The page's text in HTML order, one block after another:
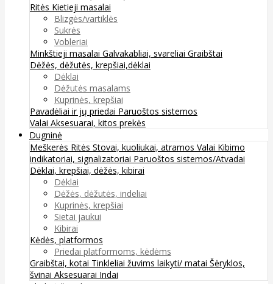
Ritės Kietieji masalai
Blizgės/vartiklės
Sukrės
Vobleriai
Minkštieji masalai Galvakabliai, svareliai Graibštai
Dėžės, dėžutės, krepšiai,dėklai
Dėklai
Dėžutės masalams
Kuprinės, krepšiai
Pavadėliai ir jų priedai Paruoštos sistemos
Valai Aksesuarai, kitos prekės
Dugninė
Meškerės Ritės Stovai, kuoliukai, atramos Valai Kibimo
indikatoriai, signalizatoriai Paruoštos sistemos/Atvadai
Dėklai, krepšiai, dėžės, kibirai
Dėklai
Dėžės, dėžutės, indeliai
Kuprinės, krepšiai
Sietai jaukui
Kibirai
Kėdės, platformos
Priedai platformoms, kėdėms
Graibštai, kotai Tinkleliai žuvims laikyti/ matai Šėryklos,
švinai Aksesuarai Indai